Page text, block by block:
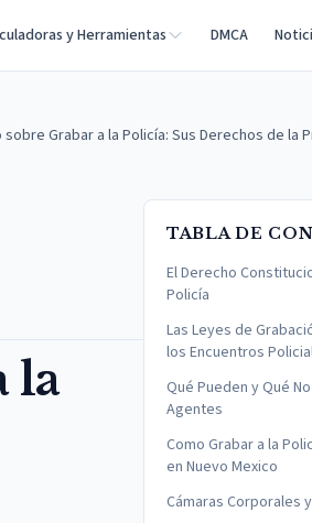
y Herramientas DMCA
Grabar a la Policía: Sus Derechos de la
la
TABLA DE
El Derecho
Policía
Las Leyes de
los Encuentros
Qué Pueden y Qué
Agentes
Como Grabar a la
en Nuevo Mexico
Cámaras Corporales